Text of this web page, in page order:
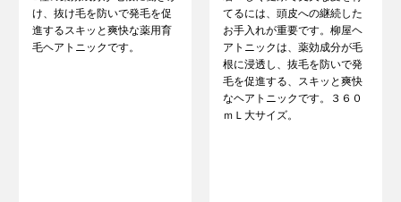
け、抜け毛を防いで発毛を促
進するスキッと爽快な薬用育
毛ヘアトニックです。
てるには、頭皮への継続した
お手入れが重要です。柳屋ヘ
アトニックは、薬効成分が毛
根に浸透し、抜毛を防いで発
毛を促進する、スキッと爽快
なヘアトニックです。３６０
ｍＬ大サイズ。